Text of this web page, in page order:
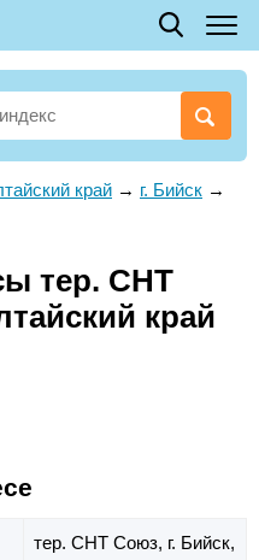
край → г. Бийск →
тер. СНТ
край
тер. СНТ Союз, г. Бийск,